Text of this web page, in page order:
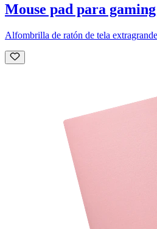
Mouse pad para
Alfombrilla de ratón de tela